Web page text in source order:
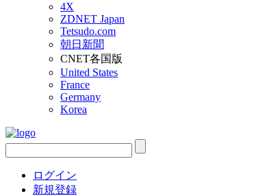
4X
ZDNET Japan
Tetsudo.com
朝日新聞
CNET各国版
United States
France
Germany
Korea
ログイン
新規登録